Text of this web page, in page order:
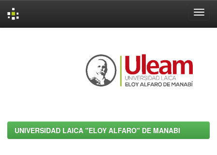
UNIVERSIDAD LAICA "ELOY ALFARO" DE MANABI